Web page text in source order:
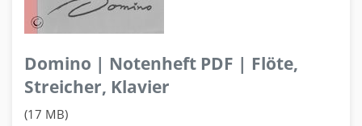
Domino | Notenheft PDF | Flöte,
Streicher, Klavier
(17 MB)